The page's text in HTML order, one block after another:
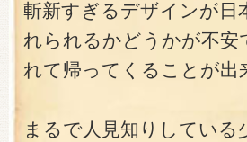
斬新すぎるデザインが日
れられるかどうかが不安
れて帰ってくることが出
まるで人見知りしている